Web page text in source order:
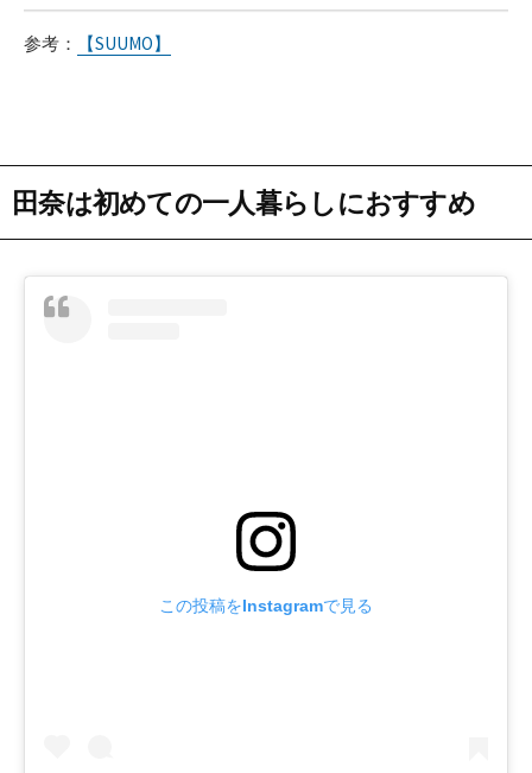
参考： 【SUUMO】
田奈は初めての一人暮らしにおすすめ
この投稿をInstagramで見る